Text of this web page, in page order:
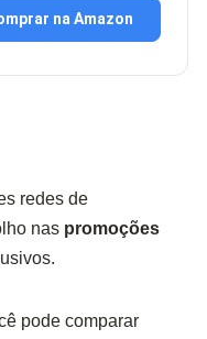
na Amazon
redes de
nas promoções
pode comparar